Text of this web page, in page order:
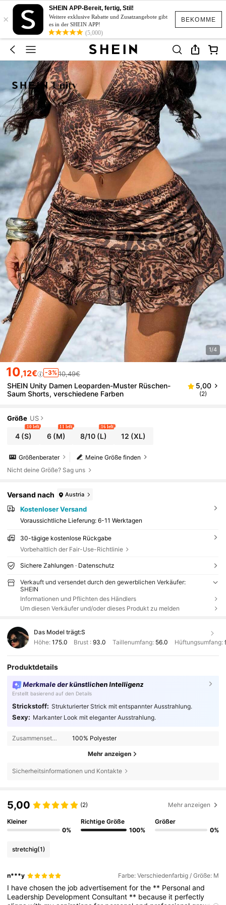
BEKOMME
×
SHEIN APP-Bereit, fertig, Stil!
Weitere exklusive Rabatte und Zusatzangebote gibt
es in der SHEIN APP!
(5,000)
1/4
10,12€ -3% 10,49€
SHEIN Unity Damen Leoparden-Muster Rüschen-
Saum Shorts, verschiedene Farben
5,00
(2)
Größe US
4 (S)
10 left
6 (M)
11 left
8/10(L)
16 left
12 (XL)
Meine Größe finden
Größenberater
Nicht deine Größe? Sag uns
Versand nach Austria
Kostenloser Versand
Voraussichtliche Lieferung: 6-11 Werktagen
30-tägige kostenlose Rückgabe
Vorbehaltlich der Fair-Use-Richtlinie
Sichere Zahlungen · Datenschutz
Verkauft und versendet durch den gewerblichen Verkäufer:
SHEIN
Informationen und Pflichten des Händlers
Um diesen Verkäufer und/oder dieses Produkt zu melden
Das Model trägt:S
Höhe: 175.0 Brust :93.0 Taillenumfang: 56.0 Hüftungsumfang:
Produktdetails
Merkmale der künstlichen Intelligenz
Erstellt basierend auf den Details
Strickstoff: Strukturierter Strick mit entspannter Ausstrahlung.
Sexy: Markanter Look mit eleganter Ausstrahlung.
Zusammensetzung: 100% Polyester
Mehr anzeigen
Sicherheitsinformationen und Kontakte
5,00 (2) Mehr anzeigen
Kleiner
0%
Richtige Größe
100%
Größer
0%
stretchig(1)
n***y Farbe: Verschiedenfarbig / Größe: M
I havechosenthe jobadvertisementforthe ** Personaland
Leadership DevelopmentConsultant ** because it perfectly